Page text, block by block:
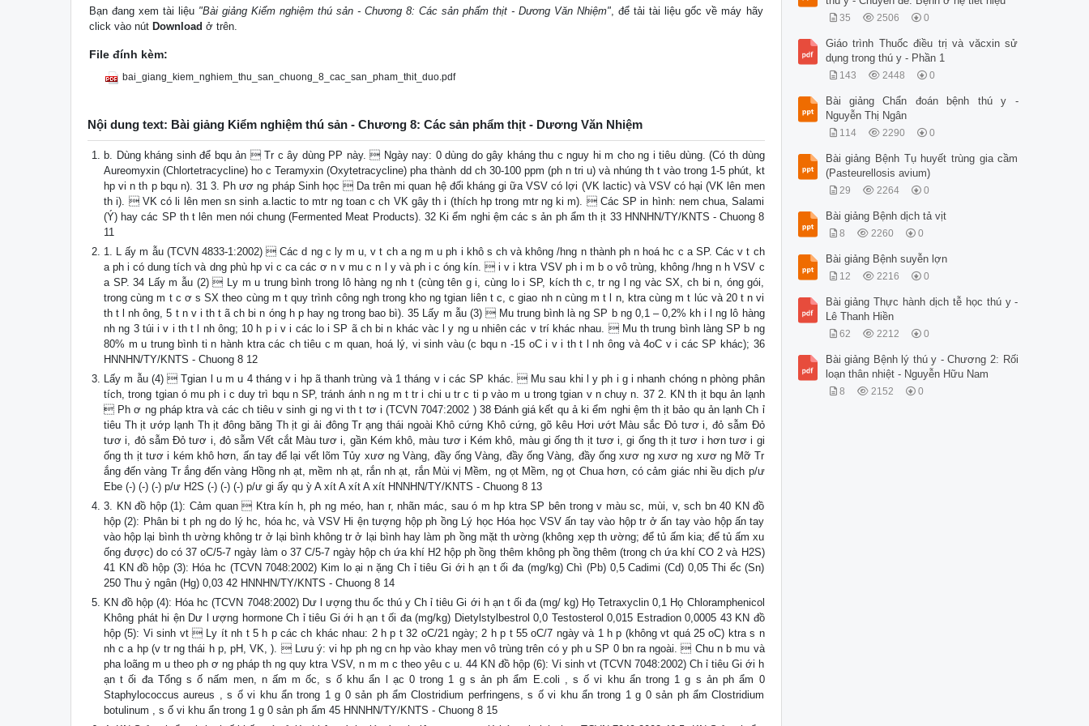
Bạn đang xem tài liệu "Bài giảng Kiểm nghiệm thú sản - Chương 8: Các sản phẩm thịt - Dương Văn Nhiệm", để tải tài liệu gốc về máy hãy
click vào nút Download ở trên.
File đính kèm:
bai_giang_kiem_nghiem_thu_san_chuong_8_cac_san_pham_thit_duo.pdf
Nội dung text: Bài giảng Kiểm nghiệm thú sản - Chương 8: Các sản phẩm thịt - Dương Văn Nhiệm
b. Dùng kháng sinh để bqu ản  Tr c ây dùng PP này.  Ngày nay: 0 dùng do gây kháng thu c nguy hi m cho ng i tiêu dùng. (Có th dùng
Aureomyxin (Chlortetracycline) ho c Teramyxin (Oxytetracycline) pha thành dd ch 30-100 ppm (ph n tri u) và nhúng th t vào trong 1-5 phút, kt
hp vi n th p bqu n). 31 3. Ph ươ ng pháp Sinh học  Da trên mi quan hệ đối kháng gi ữa VSV có lợi (VK lactic) và VSV có hại (VK lên men
th i).  VK có li lên men sn sinh a.lactic to mtr ng toan c ch VK gây th i (thích hp trong mtr ng ki m).  Các SP in hình: nem chua, Salami
(Ý) hay các SP th t lên men nói chung (Fermented Meat Products). 32 Ki ểm nghi ệm các s ản ph ẩm th ịt 33 HNNHN/TY/KNTS - Chuong 8
11
1. L ấy m ẫu (TCVN 4833-1:2002)  Các d ng c ly m u, v t ch a ng m u ph i khô s ch và không /hng n thành ph n hoá hc c a SP. Các v t ch
a ph i có dung tích và dng phù hp vi c ca các ơ n v mu c n l y và ph i c óng kín.  i v i ktra VSV ph i m b o vô trùng, không /hng n h VSV c
a SP. 34 Lấy m ẫu (2)  Ly m u trung bình trong lô hàng ng nh t (cùng tên g i, cùng lo i SP, kích th c, tr ng l ng vàc SX, ch bi n, óng gói,
trong cùng m t c ơ s SX theo cùng m t quy trình công ngh trong kho ng tgian liên t c, c giao nh n cùng m t l n, ktra cùng m t lúc và 20 t n vi
th t l nh ông, 5 t n v i th t ã ch bi n óng h p hay ng trong bao bì). 35 Lấy m ẫu (3)  Mu trung bình là ng SP b ng 0,1 – 0,2% kh i l ng lô hàng
nh ng 3 túi i v i th t l nh ông; 10 h p i v i các lo i SP ã ch bi n khác vàc l y ng u nhiên các v trí khác nhau.  Mu th trung bình làng SP b ng
80% m u trung bình ti n hành ktra các ch tiêu c m quan, hoá lý, vi sinh vàu (c bqu n -15 oC i v i th t l nh ông và 4oC v i các SP khác); 36
HNNHN/TY/KNTS - Chuong 8 12
Lấy m ẫu (4)  Tgian l u m u 4 tháng v i hp ã thanh trùng và 1 tháng v i các SP khác.  Mu sau khi l y ph i g i nhanh chóng n phòng phân
tích, trong tgian ó mu ph i c duy trì bqu n SP, tránh ánh n ng m t tr i chi u tr c ti p vào m u trong tgian v n chuy n. 37 2. KN th ịt bqu ản lạnh
 Ph ơ ng pháp ktra và các ch tiêu v sinh gi ng vi th t tơ i (TCVN 7047:2002 ) 38 Đánh giá kết qu ả ki ểm nghi ệm th ịt bảo qu ản lạnh Ch ỉ
tiêu Th ịt ướp lạnh Th ịt đông băng Th ịt gi ải đông Tr ạng thái ngoài Khô cứng Khô cứng, gõ kêu Hơi ướt Màu sắc Đỏ tươ i, đỏ sẫm Đỏ
tươ i, đỏ sẫm Đỏ tươ i, đỏ sẫm Vết cắt Màu tươ i, gần Kém khô, màu tươ i Kém khô, màu gi ống th ịt tươ i, gi ống th ịt tươ i hơn tươ i gi
ống th ịt tươ i kém khô hơn, ấn tay để lại vết lõm Tủy xươ ng Vàng, đầy ống Vàng, đầy ống Vàng, đầy ống xươ ng xươ ng xươ ng Mỡ Tr
ắng đến vàng Tr ắng đến vàng Hồng nh ạt, mềm nh ạt, rắn nh ạt, rắn Mùi vị Mềm, ng ọt Mềm, ng ọt Chua hơn, có cảm giác nhi ều dịch p/ư
Ebe (-) (-) (-) p/ư H2S (-) (-) (-) p/ư gi ấy qu ỳ A xít A xít A xít HNNHN/TY/KNTS - Chuong 8 13
3. KN đồ hộp (1): Cảm quan  Ktra kín h, ph ng méo, han r, nhãn mác, sau ó m hp ktra SP bên trong v màu sc, mùi, v, sch bn 40 KN đồ
hộp (2): Phân bi t ph ng do lý hc, hóa hc, và VSV Hi ện tượng hộp ph ồng Lý học Hóa học VSV ấn tay vào hộp tr ở ấn tay vào hộp ấn tay
vào hộp lại bình th ường không tr ở lại bình không tr ở lại bình hay làm ph ồng mặt th ường (không xẹp th ường; để tủ ấm kia; để tủ ấm xu
ống được) do có 37 oC/5-7 ngày làm o 37 C/5-7 ngày hộp ch ứa khí H2 hộp ph ồng thêm không ph ồng thêm (trong ch ứa khí CO 2 và H2S)
41 KN đồ hộp (3): Hóa hc (TCVN 7048:2002) Kim lo ại n ặng Ch ỉ tiêu Gi ới h ạn t ối đa (mg/kg) Chì (Pb) 0,5 Cadimi (Cd) 0,05 Thi ếc (Sn)
250 Thu ỷ ngân (Hg) 0,03 42 HNNHN/TY/KNTS - Chuong 8 14
KN đồ hộp (4): Hóa hc (TCVN 7048:2002) Dư l ượng thu ốc thú y Ch ỉ tiêu Gi ới h ạn t ối đa (mg/ kg) Họ Tetraxyclin 0,1 Họ Chloramphenicol
Không phát hi ện Dư l ượng hormone Ch ỉ tiêu Gi ới h ạn t ối đa (mg/kg) Dietylstylbestrol 0,0 Testosterol 0,015 Estradion 0,0005 43 KN đồ
hộp (5): Vi sinh vt  Ly ít nh t 5 h p các ch khác nhau: 2 h p t 32 oC/21 ngày; 2 h p t 55 oC/7 ngày và 1 h p (không vt quá 25 oC) ktra s n
nh c a hp (v tr ng thái h p, pH, VK, ).  Lưu ý: vi hp ph ng cn hp vào khay men vô trùng trên có y ph u SP 0 bn ra ngoài.  Chu n b mu và
pha loãng m u theo ph ơ ng pháp th ng quy ktra VSV, n m m c theo yêu c u. 44 KN đồ hộp (6): Vi sinh vt (TCVN 7048:2002) Ch ỉ tiêu Gi ới h
ạn t ối đa Tổng s ố nấm men, n ấm m ốc, s ố khu ẩn l ạc 0 trong 1 g s ản ph ẩm E.coli , s ố vi khu ẩn trong 1 g s ản ph ẩm 0
Staphylococcus aureus , s ố vi khu ẩn trong 1 g 0 sản ph ẩm Clostridium perfringens, s ố vi khu ẩn trong 1 g 0 sản ph ẩm Clostridium
botulinum , s ố vi khu ẩn trong 1 g 0 sản ph ẩm 45 HNNHN/TY/KNTS - Chuong 8 15
35 2506 0
Giáo trình Thuốc điều trị và văcxin sử
dụng trong thú y - Phần 1
143 2448 0
Bài giảng Chẩn đoán bệnh thú y -
Nguyễn Thị Ngân
114 2290 0
Bài giảng Bệnh Tụ huyết trùng gia cầm
(Pasteurellosis avium)
29 2264 0
Bài giảng Bệnh dịch tả vịt
8 2260 0
Bài giảng Bệnh suyễn lợn
12 2216 0
Bài giảng Thực hành dịch tễ học thú y -
Lê Thanh Hiền
62 2212 0
Bài giảng Bệnh lý thú y - Chương 2: Rối
loạn thân nhiệt - Nguyễn Hữu Nam
8 2152 0